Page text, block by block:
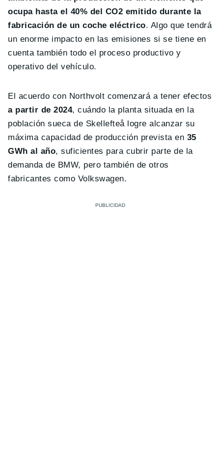
ocupa hasta el 40% del CO2 emitido durante la
fabricación de un coche eléctrico. Algo que tendrá
un enorme impacto en las emisiones si se tiene en
cuenta también todo el proceso productivo y
operativo del vehículo.
El acuerdo con Northvolt comenzará a tener efectos
a partir de 2024, cuándo la planta situada en la
población sueca de Skellefteå logre alcanzar su
máxima capacidad de producción prevista en 35
GWh al año, suficientes para cubrir parte de la
demanda de BMW, pero también de otros
fabricantes como Volkswagen.